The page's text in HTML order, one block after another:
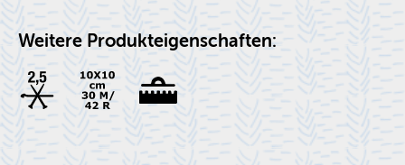
Weitere Produkteigenschaften: